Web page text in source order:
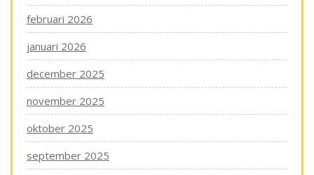
februari 2026
januari 2026
december 2025
november 2025
oktober 2025
september 2025